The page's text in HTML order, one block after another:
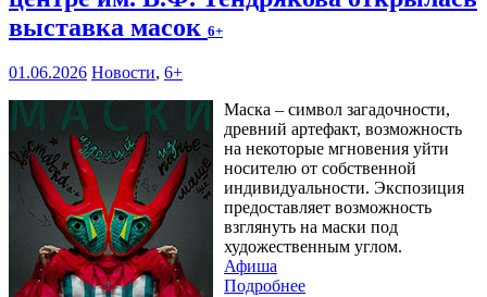
выставка масок 6+
01.06.2026 Новости, 6+
Маска – символ загадочности,
древний артефакт, возможность
на некоторые мгновения уйти
носителю от собственной
индивидуальности. Экспозиция
предоставляет возможность
взглянуть на маски под
художественным углом.
Афиша
Подробнее